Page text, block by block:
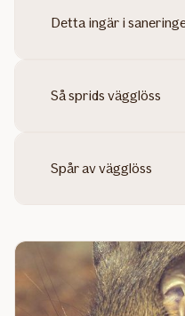
Detta ingär i
Så sprids vägglöss
Spår av vägglöss